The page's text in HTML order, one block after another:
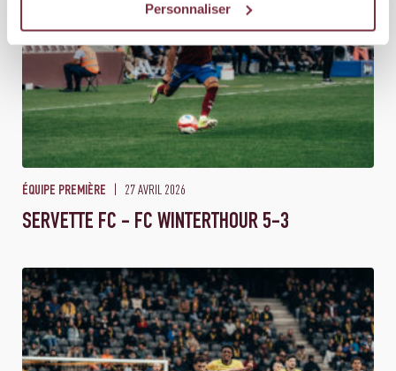
Personnaliser
ÉQUIPE PREMIÈRE 27 AVRIL 2026
SERVETTE FC - FC WINTERTHOUR 5-3